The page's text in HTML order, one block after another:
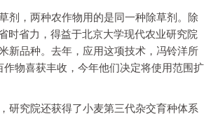
剂，两种农作物用的是同一种除草剂。除
时省力，得益于北京大学现代农业研究院
新品种。去年，应用这项技术，冯铃洋所
作物喜获丰收，今年他们决定将使用范围扩
研究院还获得了小麦第三代杂交育种体系